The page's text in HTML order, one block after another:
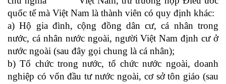
quốc tế mà Việt Nam là thành viên có quy định khác:
a) Hộ gia đình, cộng đồng dân cư, cá nhân trong
nước, cá nhân nước ngoài, người Việt Nam định cư ở
nước ngoài (sau đây gọi chung là cá nhân);
b) Tổ chức trong nước, tổ chức nước ngoài, doanh
nghiệp có vốn đầu tư nước ngoài, cơ sở tôn giáo (sau